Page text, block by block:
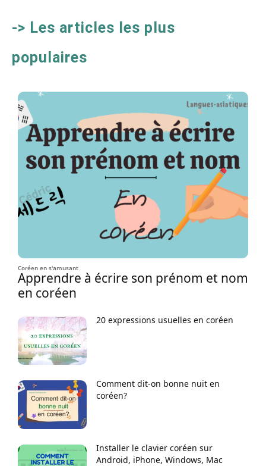
-> Les articles les plus
populaires
Coréen en s'amusant
Apprendre à écrire son prénom et nom
en coréen
20 expressions usuelles en coréen
Comment dit-on bonne nuit en
coréen?
Installer le clavier coréen sur
Android, iPhone, Windows, Mac